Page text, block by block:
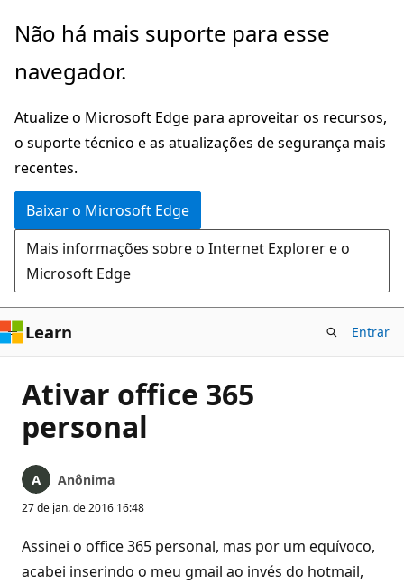
Pular
o
principal
Não há mais suporte para esse
navegador.
Atualize o Microsoft Edge para aproveitar os recursos,
o suporte técnico e as atualizações de segurança mais
recentes.
Baixar o Microsoft Edge
Mais informações sobre o Internet Explorer e o
Microsoft Edge
Learn Entrar
Ativar office 365
personal
Anônima
27 de jan. de 2016 16:48
Assinei o office 365 personal, mas por um equívoco,
acabei inserindo o meu gmail ao invés do hotmail,